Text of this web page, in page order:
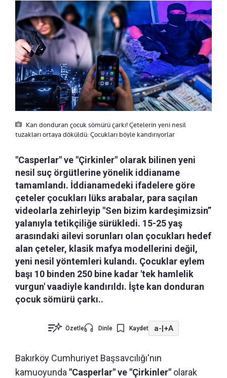
Kan donduran çocuk sömürü çarkı! Çetelerin yeni nesil
tuzakları ortaya döküldü: Çocukları böyle kandırıyorlar
"Casperlar" ve "Çirkinler" olarak bilinen yeni
nesil suç örgütlerine yönelik iddianame
tamamlandı. İddianamedeki ifadelere göre
çeteler çocukları lüks arabalar, para saçılan
videolarla zehirleyip "Sen bizim kardeşimizsin”
yalanıyla tetikçiliğe sürükledi. 15-25 yaş
arasındaki ailevi sorunları olan çocukları hedef
alan çeteler, klasik mafya modellerini değil,
yeni nesil yöntemleri kulandı. Çocuklar eylem
başı 10 binden 250 bine kadar 'tek hamlelik
vurgun' vaadiyle kandırıldı. İşte kan donduran
çocuk sömürü çarkı..
Özetle Dinle Kaydet a-|+A
Bakırköy Cumhuriyet Başsavcılığı'nın
kamuoyunda "Casperlar" ve "Çirkinler" olarak